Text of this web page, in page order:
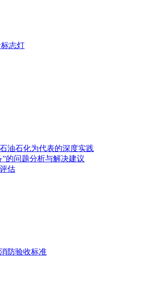
志灯
油石化为代表的深度实践
的问题分析与解决建议
估
防验收标准